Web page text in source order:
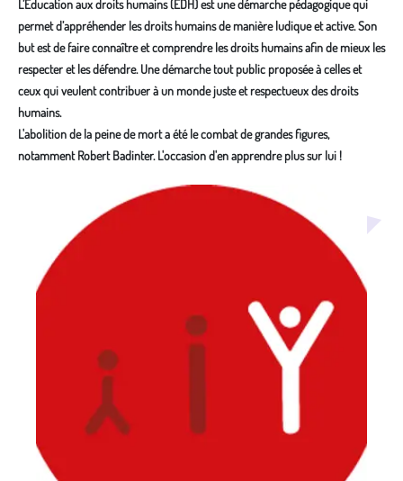
L’Éducation aux droits humains (EDH) est une démarche pédagogique qui
permet d’appréhender les droits humains de manière ludique et active. Son
but est de faire connaître et comprendre les droits humains afin de mieux les
respecter et les défendre. Une démarche tout public proposée à celles et
ceux qui veulent contribuer à un monde juste et respectueux des droits
humains.
L'abolition de la peine de mort a été le combat de grandes figures,
notamment Robert Badinter. L'occasion d'en apprendre plus sur lui !